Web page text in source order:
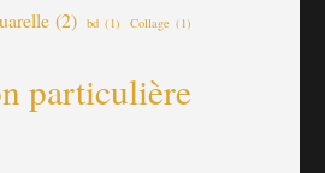
(2) bd (1) Collage (1)
particulière